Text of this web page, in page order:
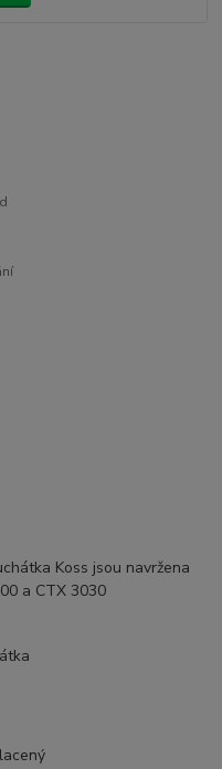
Koss jsou navržena
a CTX 3030